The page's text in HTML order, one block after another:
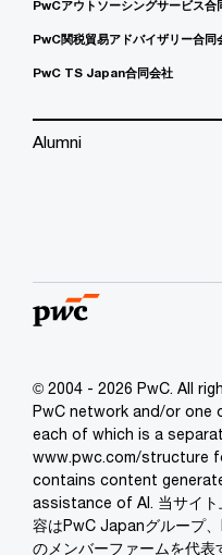
PwCアウトソーシングサービス合
PwC関税貿易アドバイザリー合同
PwC TS Japan合同会社
Alumni
© 2004 - 2026 PwC. All
PwC network and/or one
each of which is a
www.pwc.com/structure
contains content
assistance of AI. 当サイト
容はPwC Japanグループ
のメンバーファームを代表